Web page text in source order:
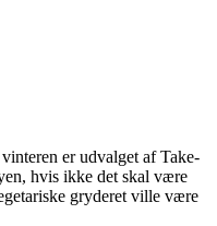
er udvalget af Take-
hvis ikke det skal være
gryderet ville være